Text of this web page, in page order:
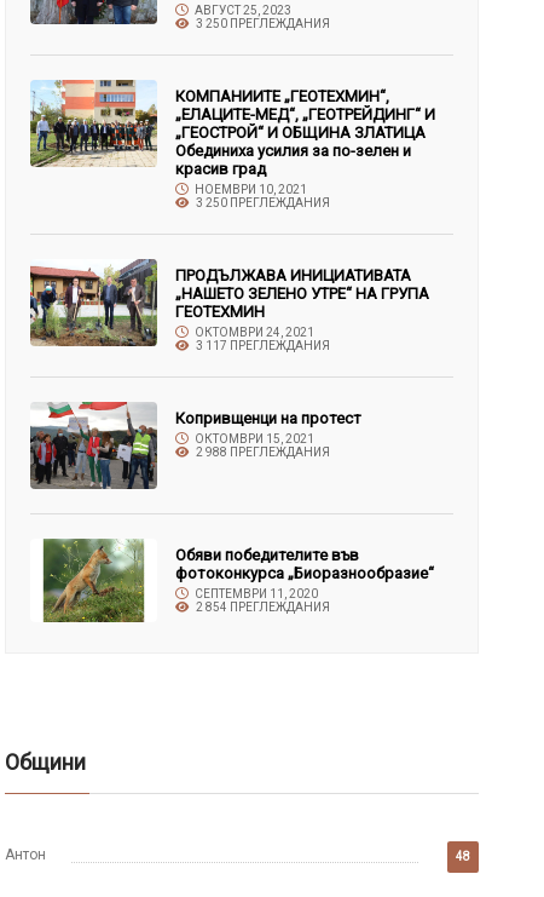
АВГУСТ 25, 2023
3 250 ПРЕГЛЕЖДАНИЯ
КОМПАНИИТЕ „ГЕОТЕХМИН“,
„ЕЛАЦИТЕ-МЕД“, „ГЕОТРЕЙДИНГ“ И
„ГЕОСТРОЙ“ И ОБЩИНА ЗЛАТИЦА
Обединиха усилия за по-зелен и
красив град
НОЕМВРИ 10, 2021
3 250 ПРЕГЛЕЖДАНИЯ
ПРОДЪЛЖАВА ИНИЦИАТИВАТА
„НАШЕТО ЗЕЛЕНО УТРЕ“ НА ГРУПА
ГЕОТЕХМИН
ОКТОМВРИ 24, 2021
3 117 ПРЕГЛЕЖДАНИЯ
Копривщенци на протест
ОКТОМВРИ 15, 2021
2 988 ПРЕГЛЕЖДАНИЯ
Обяви победителите във
фотоконкурса „Биоразнообразие“
СЕПТЕМВРИ 11, 2020
2 854 ПРЕГЛЕЖДАНИЯ
Общини
Антон 48